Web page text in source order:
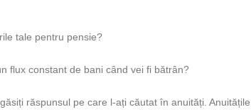
tale pentru pensie?
flux constant de bani când vei fi bătrân?
răspunsul pe care l-ați căutat în anuități.